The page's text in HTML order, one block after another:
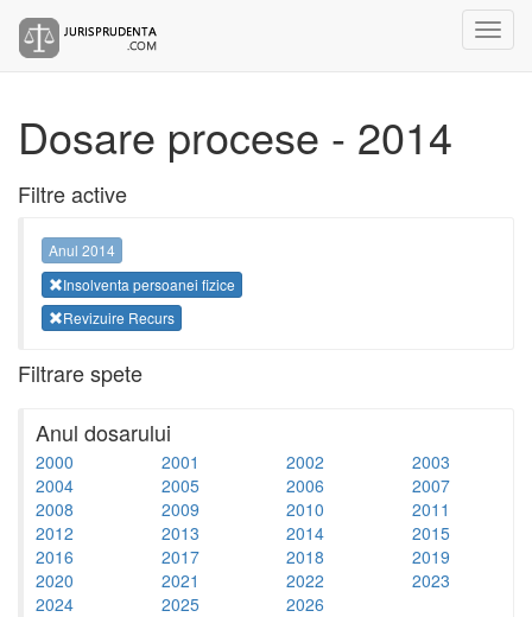
Dosare procese - 2014
Filtre active
Anul 2014
Insolventa persoanei fizice
Revizuire Recurs
Filtrare spete
Anul dosarului
2000 2001 2002
2003
2004
2005 2006
2007
2008
2009 2010
2011
2012
2013 2014
2015
2016
2017 2018
2019
2020
2021 2022
2023
2024
2025 2026